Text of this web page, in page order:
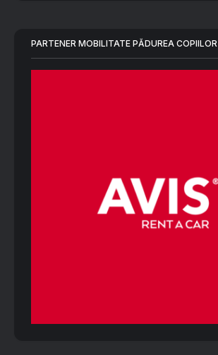
PARTENER MOBILITATE PĂDUREA COPIILOR